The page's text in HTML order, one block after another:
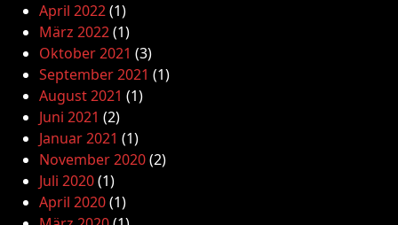
April 2022(1)
März 2022(1)
Oktober 2021 (3)
September 2021 (1)
August 2021 (1)
Juni 2021 (2)
Januar 2021 (1)
November 2020(2)
Juli 2020(1)
April 2020(1)